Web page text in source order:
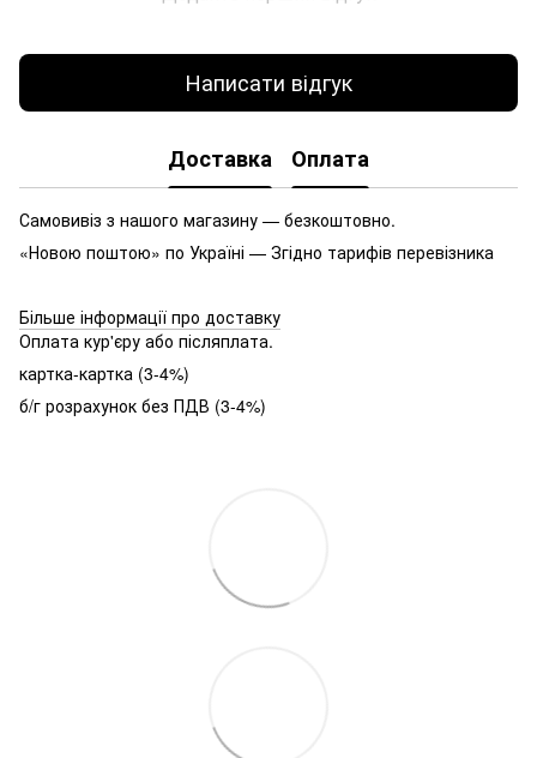
Написати відгук
Доставка Оплата
Самовивіз з нашого магазину — безкоштовно.
«Новою поштою» по Україні — Згідно тарифів перевізника
Більше інформації про доставку
Оплата кур'єру або післяплата.
картка-картка (3-4%)
б/г розрахунок без ПДВ (3-4%)